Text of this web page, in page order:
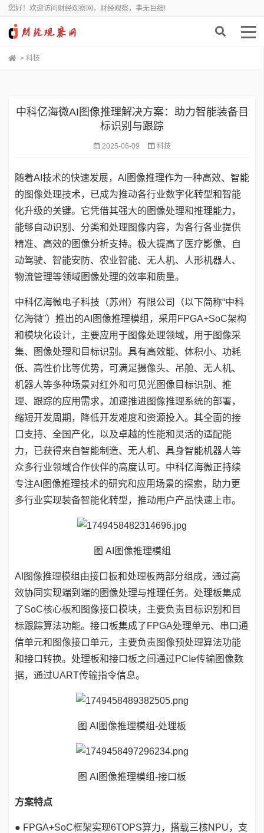
您好！欢迎访问财经观察网，财经观察，事无巨细!
> 科技
中科亿海微AI图像推理解决方案：助力智能装备目
标识别与跟踪
2025-06-09 科技
随着AI技术的快速发展，AI图像推理作为一种高效、智能
的图像处理技术，已成为推动各行业数字化转型和智能
化升级的关键。它凭借其强大的图像处理和推理能力，
能够自动识别、分类和处理图像内容，为各行各业提供
精准、高效的图像分析支持。极大提高了医疗影像、自
动驾驶、智能安防、农业智能、无人机、人形机器人、
物流管理等领域图像处理的效率和质量。
中科亿海微电子科技（苏州）有限公司（以下简称“中科
亿海微”）推出的AI图像推理模组，采用FPGA+SoC架构
和模块化设计，主要应用于图像处理领域，用于图像采
集、图像处理和目标识别。具有高效能、体积小、功耗
低、高性价比等优势，可满足摄像头、吊舱、无人机、
机器人等多种场景对红外和可见光图像目标识别、推
理、跟踪的应用需求，加速推进图像推理系统的部署，
缩短开发周期，降低开发难度和资源投入。其全面的接
口支持、全国产化，以及卓越的性能和灵活的适配能
力，已获得来自智能制造、无人机、具身智能机器人等
众多行业领域合作伙伴的高度认可。中科亿海微正持续
专注AI图像推理技术的研究和应用场景的探索，助力更
多行业实现装备智能化转型，推动用户产品快速上市。
图 AI图像推理模组
AI图像推理模组由接口板和处理板两部分组成，通过高
效协同实现端到端的图像处理与推理任务。处理板集成
了SoC核心板和图像接口模块，主要负责目标识别和目
标跟踪算法功能。接口板集成了FPGA处理单元、串口通
信单元和图像接口单元，主要负责图像预处理算法功能
和接口转换。处理板和接口板之间通过PCIe传输图像数
据，通过UART传输指令信息。
图 AI图像推理模组-处理板
​图 AI图像推理模组-接口板
方案特点
● FPGA+SoC框架实现6TOPS算力，搭载三核NPU，支